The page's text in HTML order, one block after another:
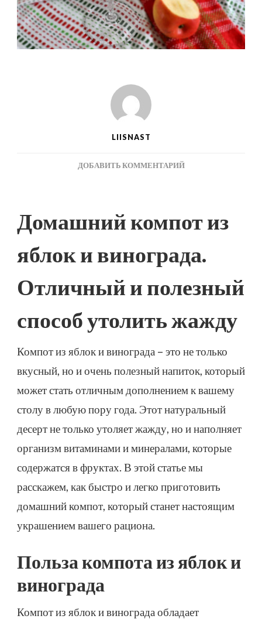
LIISNAST
ДОБАВИТЬ КОММЕНТАРИЙК
Домашний компот из
яблок и винограда.
Отличный и полезный
способ утолить жажду
Компот из яблок и винограда – это не только
вкусный, но и очень полезный напиток, который
может стать отличным дополнением к вашему
столу в любую пору года. Этот натуральный
десерт не только утоляет жажду, но и наполняет
организм витаминами и минералами, которые
содержатся в фруктах. В этой статье мы
расскажем, как быстро и легко приготовить
домашний компот, который станет настоящим
украшением вашего рациона.
Польза компота из яблок и
винограда
Компот из яблок и винограда обладает